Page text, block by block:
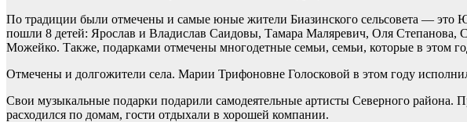
По традиции были отмечены и самые юные жители Биазинского сельсовета —
пошли 8 детей: Ярослав и Владислав Саидовы, Тамара Маляревич, Оля
Можейко. Также, подарками отмечены многодетные семьи, семьи, которые в этом
Отмечены и долгожители села. Марии Трифоновне Голосковой в этом году
Свои музыкальные подарки подарили самодеятельные артисты Северного
расходился по домам, гости отдыхали в хорошей компании.